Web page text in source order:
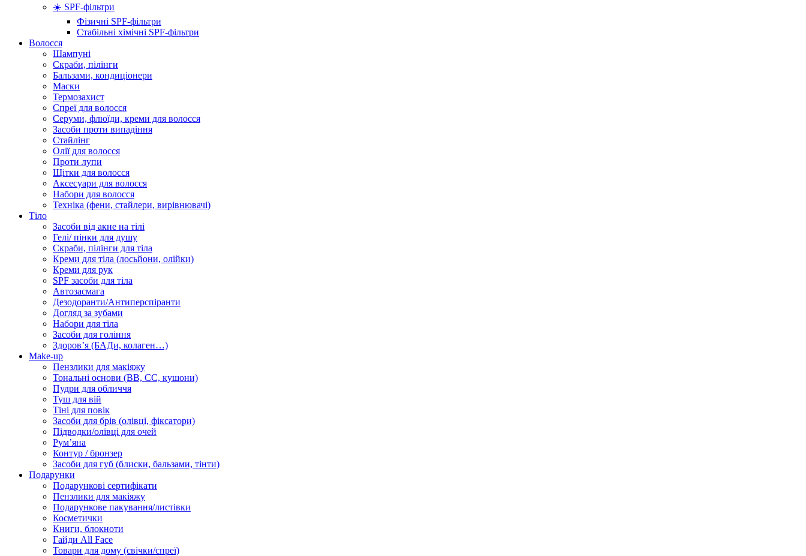
☀️ SPF-фільтри
Фізичні SPF-фільтри
Стабільні хімічні SPF-фільтри
Волосся
Шампуні
Скраби, пілінги
Бальзами, кондиціонери
Маски
Термозахист
Спреї для волосся
Серуми, флюїди, креми для волосся
Засоби проти випадіння
Стайлінг
Олії для волосся
Проти лупи
Щітки для волосся
Аксесуари для волосся
Набори для волосся
Техніка (фени, стайлери, вирівнювачі)
Тіло
Засоби від акне на тілі
Гелі/ пінки для душу
Скраби, пілінги для тіла
Креми для тіла (лосьйони, олійки)
Креми для рук
SPF засоби для тіла
Автозасмага
Дезодоранти/Антиперспіранти
Догляд за зубами
Набори для тіла
Засоби для гоління
Здоровʼя (БАДи, колаген…)
Make-up
Пензлики для макіяжу
Тональні основи (BB, CC, кушони)
Пудри для обличчя
Туш для вій
Тіні для повік
Засоби для брів (олівці, фіксатори)
Підводки/олівці для очей
Румʼяна
Контур / бронзер
Засоби для губ (блиски, бальзами, тінти)
Подарунки
Подарункові сертифікати
Пензлики для макіяжу
Подарункове пакування/листівки
Косметички
Книги, блокноти
Гайди All Face
Товари для дому (свічки/спреї)